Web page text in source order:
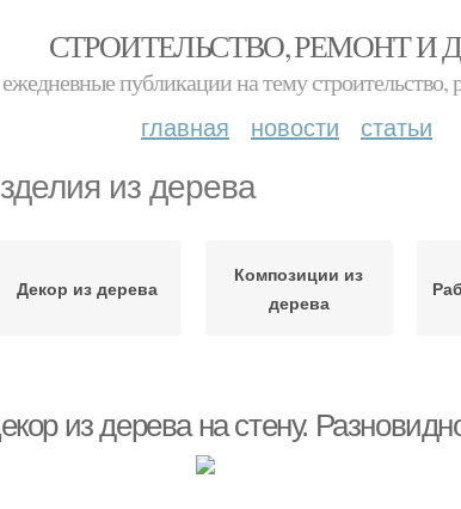
СТРОИТЕЛЬСТВО, РЕМОНТ И
ежедневные публикации на тему строительство,
главная новости статьи
из дерева
Декор из дерева
Композиции из
дерева
из дерева на стену.